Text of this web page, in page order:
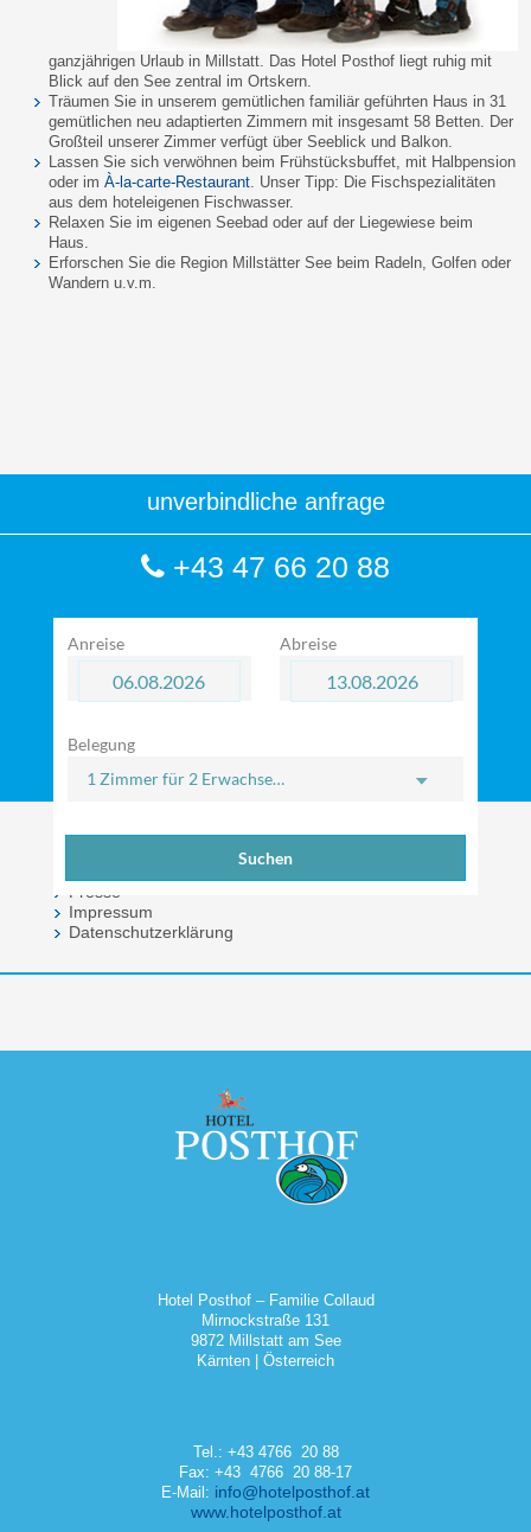
ganzjährigen Urlaub in Millstatt. Das Hotel Posthof liegt ruhig mit
Blick auf den See zentral im Ortskern.
Träumen Sie in unserem gemütlichen familiär geführten Haus in 31
gemütlichen neu adaptierten Zimmern mit insgesamt 58 Betten. Der
Großteil unserer Zimmer verfügt über Seeblick und Balkon.
Lassen Sie sich verwöhnen beim Frühstücksbuffet, mit Halbpension
oder imÀ-la-carte-Restaurant. Unser Tipp: Die Fischspezialitäten
aus dem hoteleigenen Fischwasser.
Relaxen Sie im eigenen Seebad oder auf der Liegewiese beim
Haus.
Erforschen Sie die Region Millstätter See beim Radeln, Golfen oder
Wandern u.v.m.
unverbindliche anfrage
+43 47 66 20 88
Anreise Abreise
Belegung
1 Zimmerfür 2 Erwachsene
Suchen
Über uns
Presse
Impressum
Datenschutzerklärung
Hotel Posthof – Familie Collaud
Mirnockstraße 131
9872 Millstatt am See
Kärnten | Österreich
Tel.: +43 4766 20 88
Fax: +43 4766 20 88-17
E-Mail: info@hotelposthof.at
www.hotelposthof.at